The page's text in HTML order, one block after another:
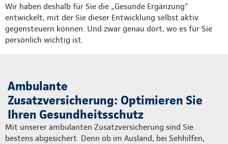
Wir haben deshalb für Sie die „Gesunde Ergänzung“
entwickelt, mit der Sie dieser Entwicklung selbst aktiv
gegensteuern können. Und zwar genau dort, wo es für Sie
persönlich wichtig ist.
Ambulante
Zusatzversicherung: Optimieren Sie
Ihren Gesundheitsschutz
Mit unserer ambulanten Zusatzversicherung sind Sie
bestens abgesichert. Denn ob im Ausland, bei Sehhilfen,